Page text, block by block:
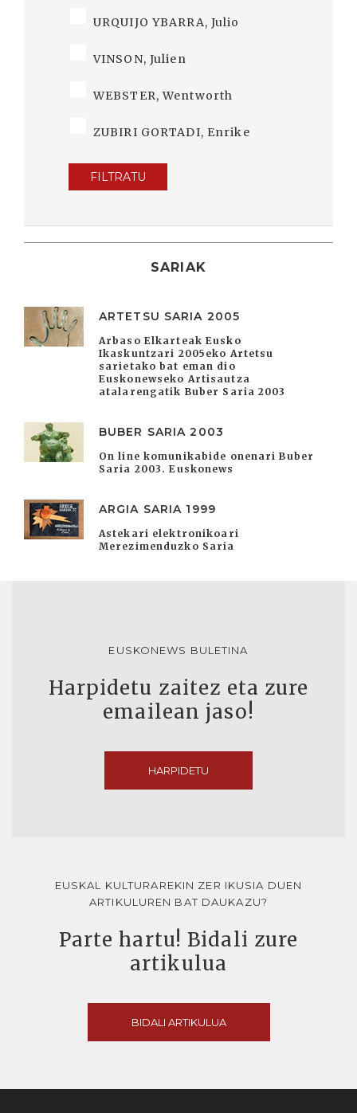
URQUIJO YBARRA, Julio
VINSON, Julien
WEBSTER, Wentworth
ZUBIRI GORTADI, Enrike
FILTRATU
SARIAK
ARTETSU SARIA 2005
Arbaso Elkarteak Eusko
Ikaskuntzari 2005eko Artetsu
sarietako bat eman dio
Euskonewseko Artisautza
atalarengatik Buber Saria 2003
BUBER SARIA 2003
On line komunikabide onenari Buber
Saria 2003. Euskonews
ARGIA SARIA 1999
Astekari elektronikoari
Merezimenduzko Saria
EUSKONEWS BULETINA
Harpidetu zaitez eta zure
emailean jaso!
HARPIDETU
EUSKAL KULTURAREKIN ZER IKUSIA DUEN
ARTIKULUREN BAT DAUKAZU?
Parte hartu! Bidali zure
artikulua
BIDALI ARTIKULUA